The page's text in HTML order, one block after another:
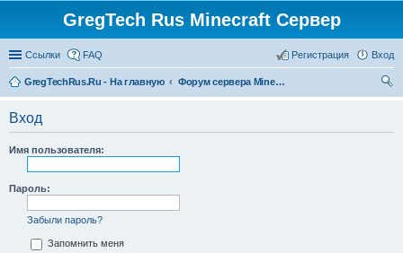
GregTech Rus Minecraft Сервер
Ссылки FAQ Вход
Регистрация
GregTechRus.Ru - На главную
Форум сервера Minecraft Gregtech 1.7.10
Вход
Имя пользователя:
Пароль:
Забыли пароль?
Запомнить меня